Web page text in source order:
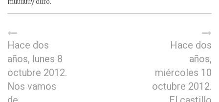
muuuuuy duro.
Hace dos
años, lunes 8
octubre 2012.
Nos vamos
Hace dos
años,
miércoles 10
octubre 2012.